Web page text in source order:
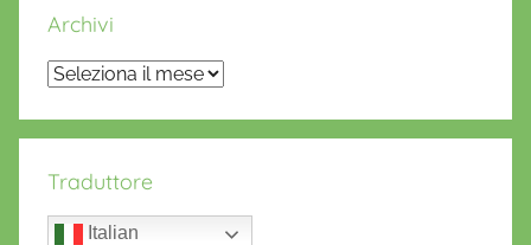
Archivi
Archivi
Traduttore
Italian